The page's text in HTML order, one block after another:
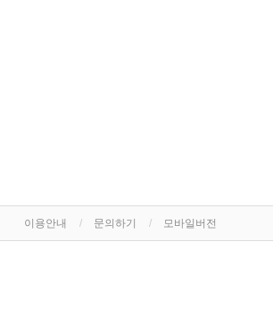
이용안내 문의하기 모바일버전